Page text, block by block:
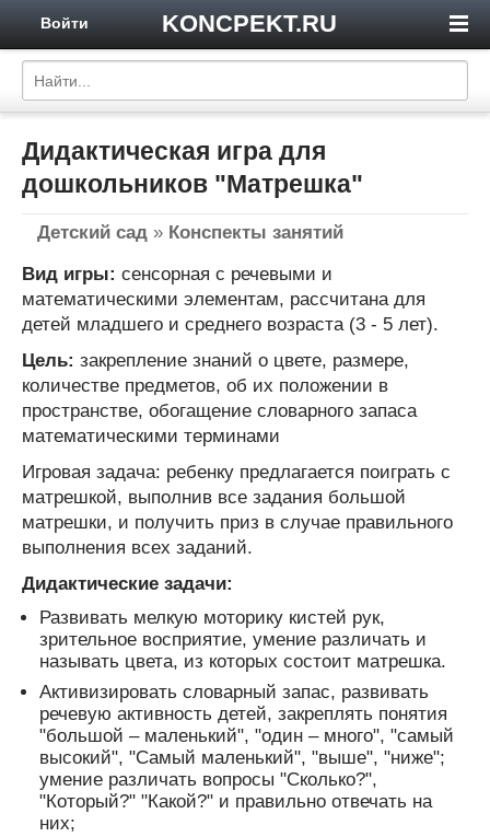
KONCPEKT.RU
Войти
Дидактическая игра для
дошкольников "Матрешка"
Детский сад » Конспекты занятий
Вид игры: сенсорная с речевыми и
математическими элементам, рассчитана для
детей младшего и среднего возраста (3 - 5 лет).
Цель: закрепление знаний о цвете, размере,
количестве предметов, об их положении в
пространстве, обогащение словарного запаса
математическими терминами
Игровая задача: ребенку предлагается поиграть с
матрешкой, выполнив все задания большой
матрешки, и получить приз в случае правильного
выполнения всех заданий.
Дидактические задачи:
Развивать мелкую моторику кистей рук,
зрительное восприятие, умение различать и
называть цвета, из которых состоит матрешка.
Активизировать словарный запас, развивать
речевую активность детей, закреплять понятия
"большой – маленький", "один – много", "самый
высокий", "Самый маленький", "выше", "ниже";
умение различать вопросы "Сколько?",
"Который?" "Какой?" и правильно отвечать на
них;